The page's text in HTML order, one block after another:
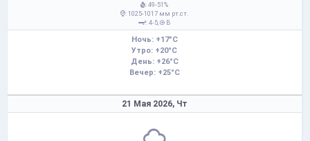
: 49-51%
: 1025-1017 мм рт.ст.
: 4-5,
В
Ночь: +17°C
Утро: +20°C
День: +26°C
Вечер: +25°C
21 Мая 2026, Чт